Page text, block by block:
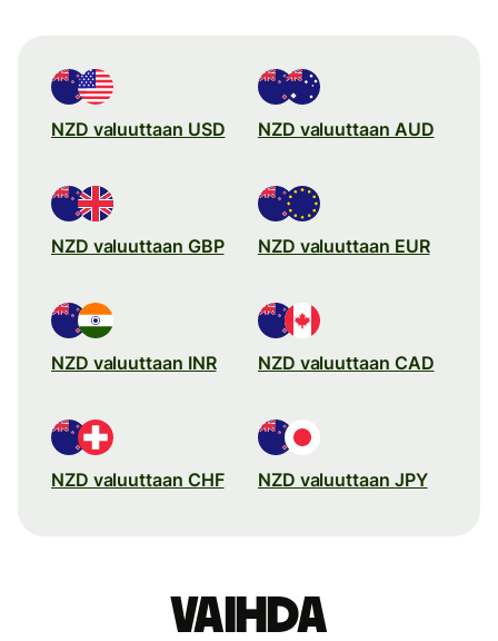
NZD valuuttaan USD NZD valuuttaan AUD
NZD valuuttaan GBP NZD valuuttaan EUR
NZD valuuttaan INR NZD valuuttaan CAD
NZD valuuttaan CHF NZD valuuttaan JPY
Vaihda